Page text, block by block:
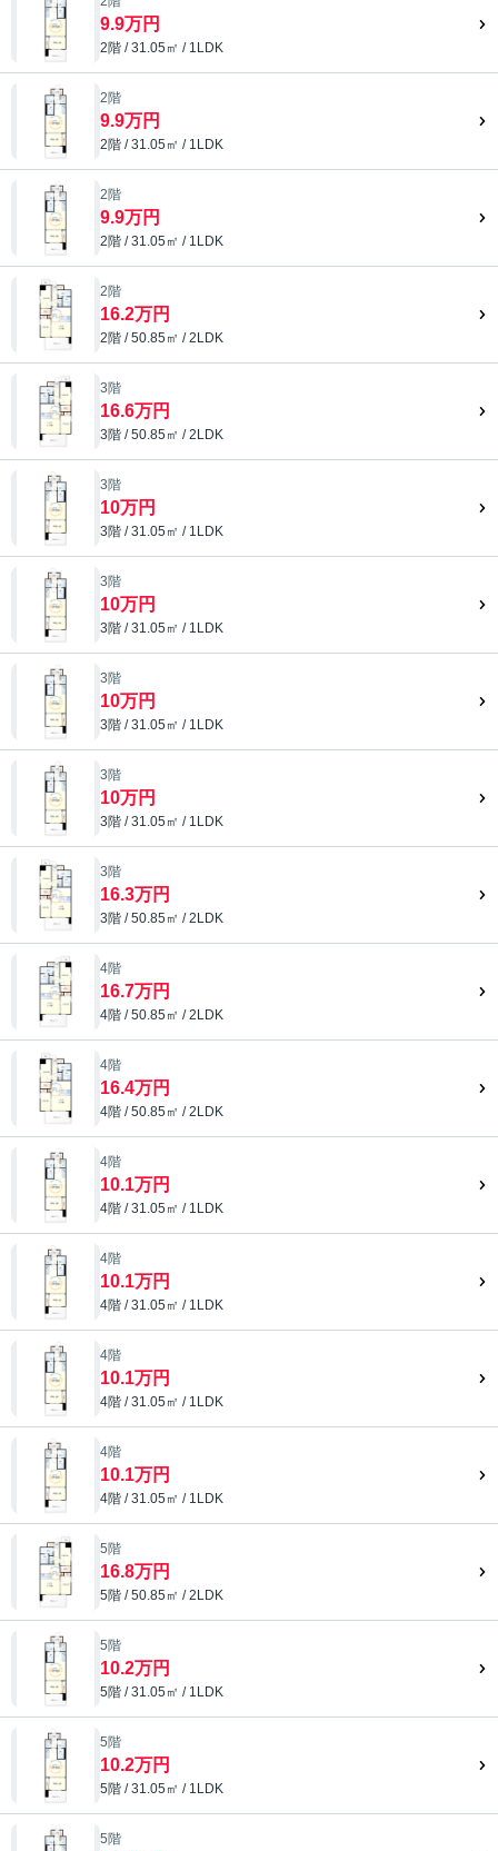
9.9万円
2階 / 31.05㎡ / 1LDK
2階
9.9万円
2階 / 31.05㎡ / 1LDK
2階
9.9万円
2階 / 31.05㎡ / 1LDK
2階
16.2万円
2階 / 50.85㎡ / 2LDK
3階
16.6万円
3階 / 50.85㎡ / 2LDK
3階
10万円
3階 / 31.05㎡ / 1LDK
3階
10万円
3階 / 31.05㎡ / 1LDK
3階
10万円
3階 / 31.05㎡ / 1LDK
3階
10万円
3階 / 31.05㎡ / 1LDK
3階
16.3万円
3階 / 50.85㎡ / 2LDK
4階
16.7万円
4階 / 50.85㎡ / 2LDK
4階
16.4万円
4階 / 50.85㎡ / 2LDK
4階
10.1万円
4階 / 31.05㎡ / 1LDK
4階
10.1万円
4階 / 31.05㎡ / 1LDK
4階
10.1万円
4階 / 31.05㎡ / 1LDK
4階
10.1万円
4階 / 31.05㎡ / 1LDK
5階
16.8万円
5階 / 50.85㎡ / 2LDK
5階
10.2万円
5階 / 31.05㎡ / 1LDK
5階
10.2万円
5階 / 31.05㎡ / 1LDK
5階